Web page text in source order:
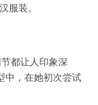
服装。
都让人印象深
中，在她初次尝试